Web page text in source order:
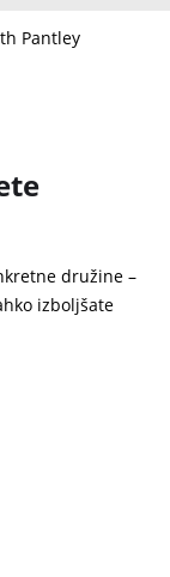
družine –
izboljšate